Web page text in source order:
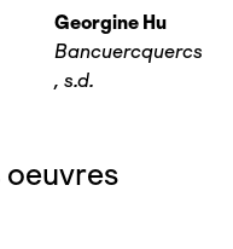
Georgine Hu
Bancuercquercs
, s.d.
oeuvres